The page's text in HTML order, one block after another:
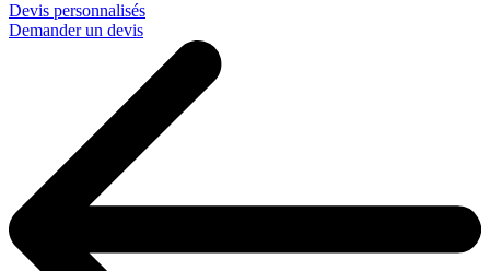
Devis personnalisés
Demander un devis